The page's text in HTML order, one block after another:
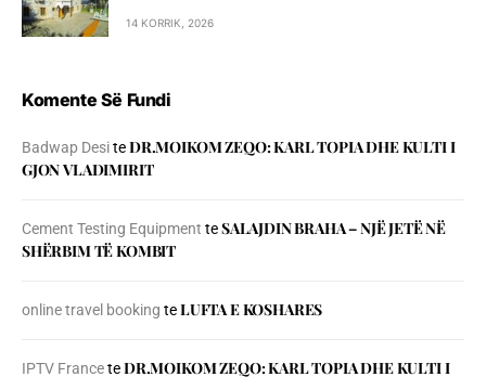
14 KORRIK, 2026
Komente Së Fundi
Badwap DesiteDR.MOIKOM ZEQO: KARL TOPIA DHE KULTI I
GJON VLADIMIRIT
Cement Testing Equipment teSALAJDIN BRAHA – NJЁ JETЁ NЁ
SHЁRBIM TЁ KOMBIT
online travel booking teLUFTA E KOSHARES
IPTV FranceteDR.MOIKOM ZEQO: KARL TOPIA DHE KULTI I